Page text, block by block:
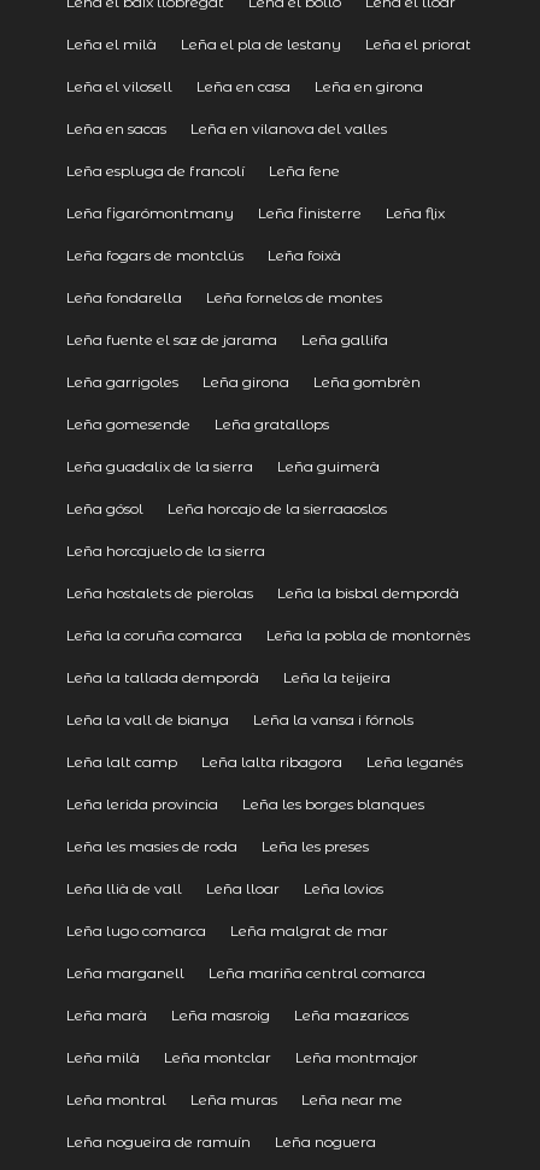
Leña el milà Leña el pla de lestany Leña el priorat
Leña el vilosell Leña en casa Leña en girona
Leña en sacas Leña en vilanova del valles
Leña espluga de francolí Leña fene
Leña figarómontmany Leña finisterre Leña flix
Leña fogars de montclús Leña foixà
Leña fondarella Leña fornelos de montes
Leña fuente el saz de jarama Leña gallifa
Leña garrigoles Leña girona Leña gombrèn
Leña gomesende Leña gratallops
Leña guadalix de la sierra Leña guimerà
Leña gósol Leña horcajo de la sierraaoslos
Leña horcajuelo de la sierra
Leña hostalets de pierolas Leña la bisbal dempordà
Leña la coruña comarca Leña la pobla de montornès
Leña la tallada dempordà Leña la teijeira
Leña la vall de bianya Leña la vansa i fórnols
Leña lalt camp Leña lalta ribagora Leña leganés
Leña lerida provincia Leña les borges blanques
Leña les masies de roda Leña les preses
Leña llià de vall Leña lloar Leña lovios
Leña lugo comarca Leña malgrat de mar
Leña marganell Leña mariña central comarca
Leña marà Leña masroig Leña mazaricos
Leña milà Leña montclar Leña montmajor
Leña montral Leña muras Leña near me
Leña nogueira de ramuín Leña noguera